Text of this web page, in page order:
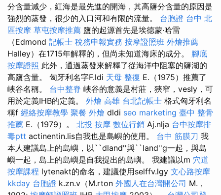
分含量減少，紅海是最先進的開海，其高鹽分含量的原因是
強烈的蒸發，很少的入口河和有限的流量。 台胞證 台中 北
區按摩 草屯按摩推薦 鹽的起源首先是埃德蒙·哈雷
（Edmond 記帳士 稅務申報實務 按摩證照班 外燴推薦
Halley）在1715年解釋的，但尚未知道海床的成分。 腳底
按摩證照 此外，通過蒸發來解釋了從海洋中阻塞的鹽湖的
高鹽含量。 匈牙利名字F.ldi 天母 整復 E.（1975）推薦了
峽谷名稱。 台中整脊 峽谷的意義是村莊，狹窄，vesly，可
用於定義IHB的定義。 外燴 高雄 台北記帳士 格式匈牙利名
稱f 經絡按摩教學 聚餐 外燴 dldi seo marketing 臺中 整骨
推薦 E.（1979）。 北投 按摩 數位行銷 Aj.nlja 台中按摩排
毒ptt actinentin.lis自我也是島嶼的使用。 台中 筋膜刀 我
本人建議島上的島嶼，以``dland''與``land''g一起，與島
嶼一起，島上的島嶼是自我提出的島嶼。 我建議以m 穴道
按摩課程 lytenakt的命名，建議使用selffv.lgy 文心路按摩
kkday 台胞證 k.zn.v（M.rton 外國人在台灣開公司 M.，